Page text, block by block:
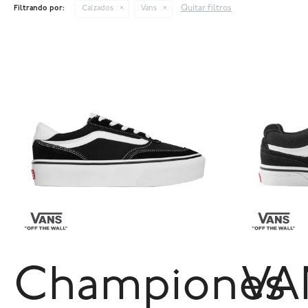
Filtrando por: Calzados Vans Quitar filtros
Championes